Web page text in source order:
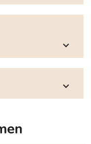
expand_more
expand_more